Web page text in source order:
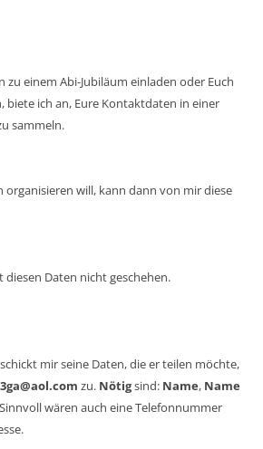
zu einem Abi-Jubiläum einladen oder Euch
biete ich an, Eure Kontaktdaten in einer
sammeln.
organisieren will, kann dann von mir diese
diesen Daten nicht geschehen.
mir seine Daten, die er teilen möchte,
zu. Nötigsind: Name, Name
wären auch eine Telefonnummer